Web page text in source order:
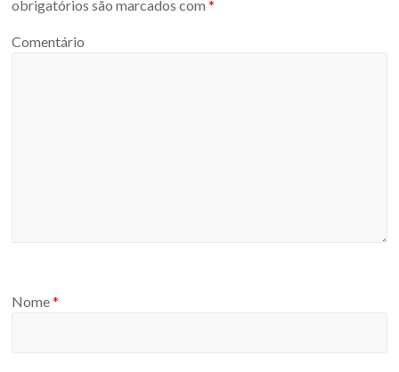
obrigatórios são marcados com*
Comentário
Nome*